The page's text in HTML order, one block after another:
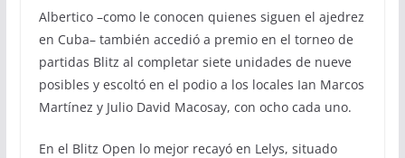
Albertico –como le conocen quienes siguen el ajedrez
en Cuba– también accedió a premio en el torneo de
partidas Blitz al completar siete unidades de nueve
posibles y escoltó en el podio a los locales Ian Marcos
Martínez y Julio David Macosay, con ocho cada uno.
En el Blitz Open lo mejor recayó en Lelys, situado